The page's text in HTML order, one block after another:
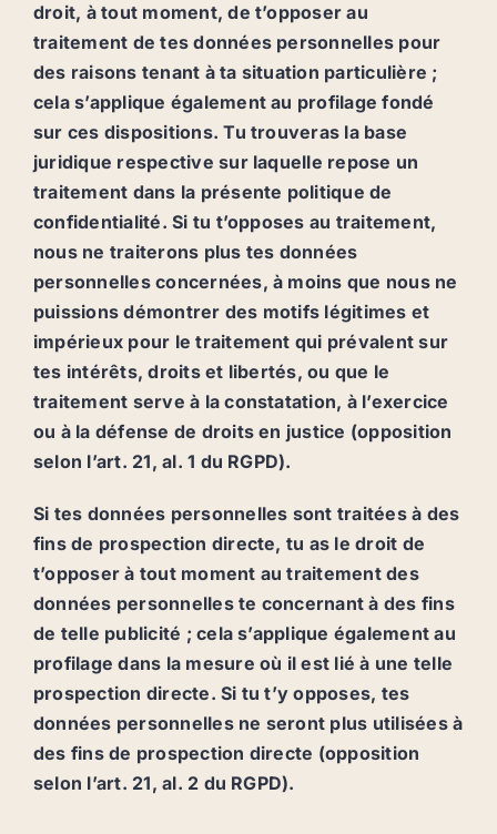
droit, à tout moment, de t’opposer au
traitement de tes données personnelles pour
des raisons tenant à ta situation particulière ;
cela s’applique également au profilage fondé
sur ces dispositions. Tu trouveras la base
juridique respective sur laquelle repose un
traitement dans la présente politique de
confidentialité. Si tu t’opposes au traitement,
nous ne traiterons plus tes données
personnelles concernées, à moins que nous ne
puissions démontrer des motifs légitimes et
impérieux pour le traitement qui prévalent sur
tes intérêts, droits et libertés, ou que le
traitement serve à la constatation, à l’exercice
ou à la défense de droits en justice (opposition
selon l’art. 21, al. 1 du RGPD).
Si tes données personnelles sont traitées à des
fins de prospection directe, tu as le droit de
t’opposer à tout moment au traitement des
données personnelles te concernant à des fins
de telle publicité ; cela s’applique également au
profilage dans la mesure où il est lié à une telle
prospection directe. Si tu t’y opposes, tes
données personnelles ne seront plus utilisées à
des fins de prospection directe (opposition
selon l’art. 21, al. 2 du RGPD).